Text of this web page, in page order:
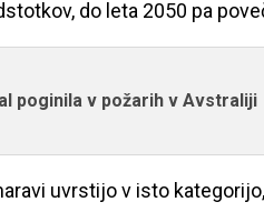
do leta 2050 pa
poginila v požarih v Avstraliji
uvrstijo v isto